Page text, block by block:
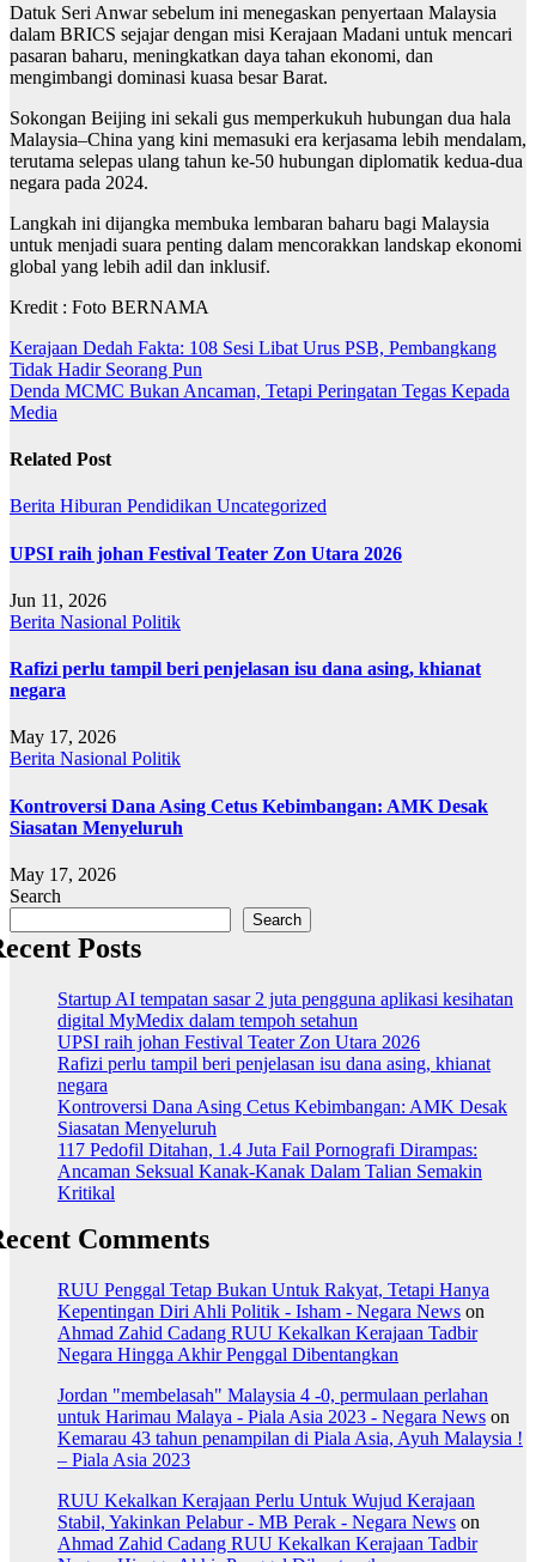
Datuk Seri Anwar sebelum ini menegaskan penyertaan Malaysia
dalam BRICS sejajar dengan misi Kerajaan Madani untuk mencari
pasaran baharu, meningkatkan daya tahan ekonomi, dan
mengimbangi dominasi kuasa besar Barat.
Sokongan Beijing ini sekali gus memperkukuh hubungan dua hala
Malaysia–China yang kini memasuki era kerjasama lebih mendalam,
terutama selepas ulang tahun ke-50 hubungan diplomatik kedua-dua
negara pada 2024.
Langkah ini dijangka membuka lembaran baharu bagi Malaysia
untuk menjadi suara penting dalam mencorakkan landskap ekonomi
global yang lebih adil dan inklusif.
Kredit : Foto BERNAMA
Post
navigation
Kerajaan Dedah Fakta: 108 Sesi Libat Urus PSB, Pembangkang
Tidak Hadir Seorang Pun
Denda MCMC Bukan Ancaman, Tetapi Peringatan Tegas Kepada
Media
Related Post
Berita Hiburan Pendidikan Uncategorized
UPSI raih johan Festival Teater Zon Utara 2026
Jun 11, 2026
Berita Nasional Politik
Rafizi perlu tampil beri penjelasan isu dana asing, khianat
negara
May 17, 2026
Berita Nasional Politik
Kontroversi Dana Asing Cetus Kebimbangan: AMK Desak
Siasatan Menyeluruh
May 17, 2026
Search
Search
Posts
Startup AI tempatan sasar 2 juta pengguna aplikasi kesihatan
digital MyMedix dalam tempoh setahun
UPSI raih johan Festival Teater Zon Utara 2026
Rafizi perlu tampil beri penjelasan isu dana asing, khianat
negara
Kontroversi Dana Asing Cetus Kebimbangan: AMK Desak
Siasatan Menyeluruh
117 Pedofil Ditahan, 1.4 Juta Fail Pornografi Dirampas:
Ancaman Seksual Kanak-Kanak Dalam Talian Semakin
Kritikal
Comments
RUU Penggal Tetap Bukan Untuk Rakyat, Tetapi Hanya
Kepentingan Diri Ahli Politik - Isham - Negara News on
Ahmad Zahid Cadang RUU Kekalkan Kerajaan Tadbir
Negara Hingga Akhir Penggal Dibentangkan
Jordan "membelasah" Malaysia 4 -0, permulaan perlahan
untuk Harimau Malaya - Piala Asia 2023 - Negara News on
Kemarau 43 tahun penampilan di Piala Asia, Ayuh Malaysia !
– Piala Asia 2023
RUU Kekalkan Kerajaan Perlu Untuk Wujud Kerajaan
Stabil, Yakinkan Pelabur - MB Perak - Negara News on
Ahmad Zahid Cadang RUU Kekalkan Kerajaan Tadbir